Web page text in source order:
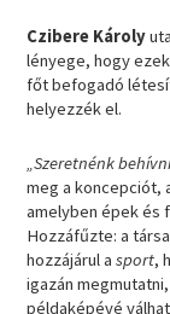
Czibere Károly
lényege, hogy
főt befogadó
helyezzék el.
„Szeretnénk
meg a koncepciót,
amelyben épek és
Hozzáfűzte: a
hozzájárul asport,
igazán
példaképévé